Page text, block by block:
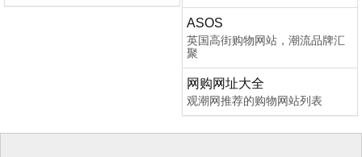
ASOS
英国高街购物网站，潮流品牌汇
聚
网购网址大全
观潮网推荐的购物网站列表